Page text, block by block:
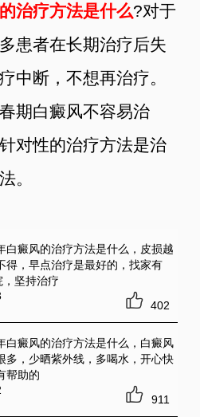
治疗方法是什么?对于
患者在长期治疗后失
中断，不想再治疗。
期白癜风不容易治
对性的治疗方法是治
。
白癜风的治疗方法是什么 ，皮损越
得，早点治疗是最好的，找家有
坚持治疗
402
白癜风的治疗方法是什么 ，白癜风
多，少晒紫外线，多喝水，开心快
帮助的
911